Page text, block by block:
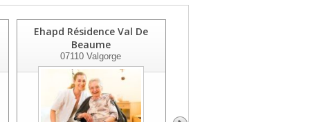
Ehapd Résidence Val De
Beaume
07110 Valgorge